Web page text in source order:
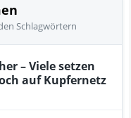
Schlagwörtern
– Viele setzen
auf Kupfernetz